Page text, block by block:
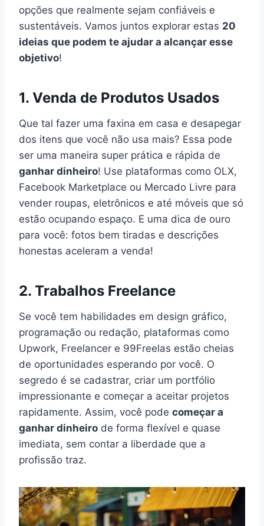
opções que realmente sejam confiáveis e
sustentáveis. Vamos juntos explorar estas 20
ideias que podem te ajudar a alcançar esse
objetivo!
1. Venda de Produtos Usados
Que tal fazer uma faxina em casa e desapegar
dos itens que você não usa mais? Essa pode
ser uma maneira super prática e rápida de
ganhar dinheiro! Use plataformas como OLX,
Facebook Marketplace ou Mercado Livre para
vender roupas, eletrônicos e até móveis que só
estão ocupando espaço. E uma dica de ouro
para você: fotos bem tiradas e descrições
honestas aceleram a venda!
2. Trabalhos Freelance
Se você tem habilidades em design gráfico,
programação ou redação, plataformas como
Upwork, Freelancer e 99Freelas estão cheias
de oportunidades esperando por você. O
segredo é se cadastrar, criar um portfólio
impressionante e começar a aceitar projetos
rapidamente. Assim, você pode começar a
ganhar dinheiro de forma flexível e quase
imediata, sem contar a liberdade que a
profissão traz.